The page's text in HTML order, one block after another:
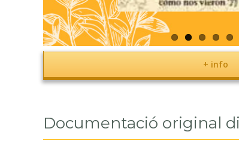
+ info
Documentació original